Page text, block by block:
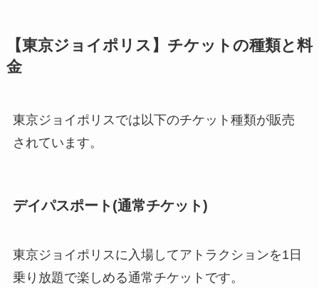
【東京ジョイポリス】チケットの種類と料
金
東京ジョイポリスでは以下のチケット種類が販売
されています。
デイパスポート(通常チケット)
東京ジョイポリスに入場してアトラクションを1日
乗り放題で楽しめる通常チケットです。